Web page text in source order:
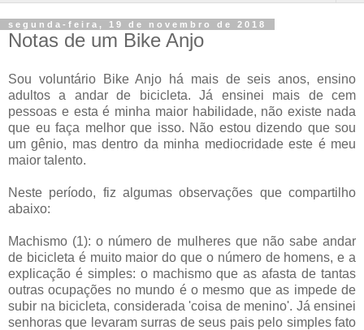
segunda-feira, 19 de novembro de 2018
Notas de um Bike Anjo
Sou voluntário Bike Anjo há mais de seis anos, ensino
adultos a andar de bicicleta. Já ensinei mais de cem
pessoas e esta é minha maior habilidade, não existe nada
que eu faça melhor que isso. Não estou dizendo que sou
um gênio, mas dentro da minha mediocridade este é meu
maior talento.
Neste período, fiz algumas observações que compartilho
abaixo:
Machismo (1): o número de mulheres que não sabe andar
de bicicleta é muito maior do que o número de homens, e a
explicação é simples: o machismo que as afasta de tantas
outras ocupações no mundo é o mesmo que as impede de
subir na bicicleta, considerada 'coisa de menino'. Já ensinei
senhoras que levaram surras de seus pais pelo simples fato